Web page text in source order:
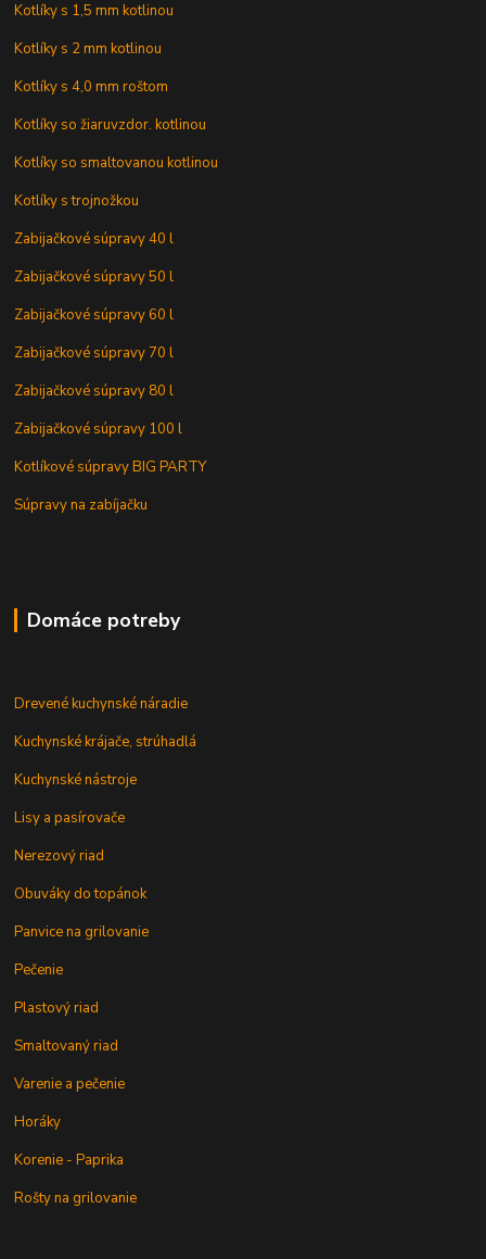
Kotlíky s 1,5 mm kotlinou
Kotlíky s 2 mm kotlinou
Kotlíky s 4,0 mm roštom
Kotlíky so žiaruvzdor. kotlinou
Kotlíky so smaltovanou kotlinou
Kotlíky s trojnožkou
Zabijačkové súpravy 40 l
Zabijačkové súpravy 50 l
Zabijačkové súpravy 60 l
Zabijačkové súpravy 70 l
Zabijačkové súpravy 80 l
Zabijačkové súpravy 100 l
Kotlíkové súpravy BIG PARTY
Súpravy na zabíjačku
Domáce potreby
Drevené kuchynské náradie
Kuchynské krájače, strúhadlá
Kuchynské nástroje
Lisy a pasírovače
Nerezový riad
Obuváky do topánok
Panvice na grilovanie
Pečenie
Plastový riad
Smaltovaný riad
Varenie a pečenie
Horáky
Korenie - Paprika
Rošty na grilovanie